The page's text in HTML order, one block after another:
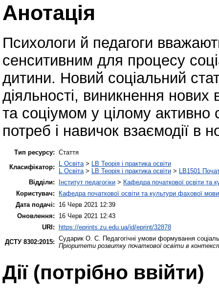
Анотація
Психологи й педагоги
сенситивним для процесу
дитини. Новий соціальний
діяльності, виникнення
та соціумом у цілому активно
потреб і навичок взаємодії в
Тип ресурсу: Стаття
Класифікатор:
L Освіта > LB Теорія і практика освіти
L Освіта > LB Теорія і практика освіти > LB1501
Відділи:
Інститут педагогіки > Кафедра початкової освіти та
Користувач:
Кафедра початкової освіти та культури фахової мови
Дата подачі:
16 Черв 2021 12:39
Оновлення:
16 Черв 2021 12:43
URI: https://eprints.zu.edu.ua/id/eprint/32878
ДСТУ 8302:2015: Сударик О. С. Педагогічні умови формування
Пріоритети розвитку початкової освіти в
Дії ​​(потрібно ввійти)